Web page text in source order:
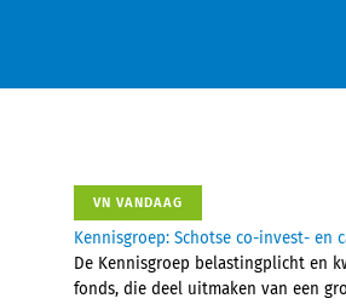
VN VANDAAG
Kennisgroep: Schotse co-invest- en
De Kennisgroep belastingplicht en
fonds, die deel uitmaken van een